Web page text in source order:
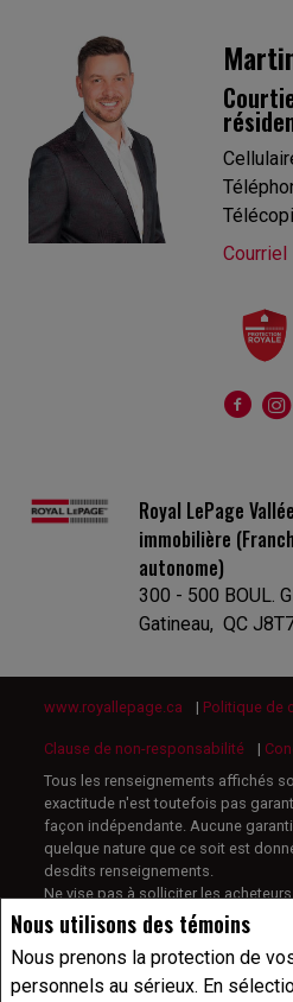
Nous utilisons des témoins
Nous prenons la protection de
personnels au sérieux. En
Courriel
Royal LePage
immobilière
autonome)
300 - 500 BOUL.
Gatineau, QC
www.royallepage.ca | Politique de
Clause de non-responsabilité |
Tous les renseignements affichés
exactitude n'est toutefois pas
façon indépendante. Aucune
quelque nature que ce soit est
desdits renseignements.
Ne vise pas à solliciter les
ou locataires actuellement sous
REALTOR®, REALTORS® et le logo
déposées de REALTOR® Canada
National Association of